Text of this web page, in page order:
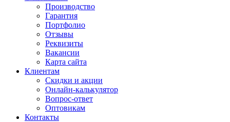
Производство
Гарантия
Портфолио
Отзывы
Реквизиты
Вакансии
Карта сайта
Клиентам
Скидки и акции
Онлайн-калькулятор
Вопрос-ответ
Оптовикам
Контакты